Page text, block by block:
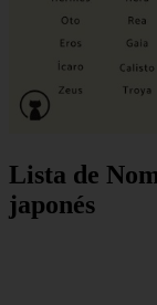
Lista de
japonés